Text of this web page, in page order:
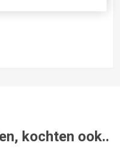
kochten ook..